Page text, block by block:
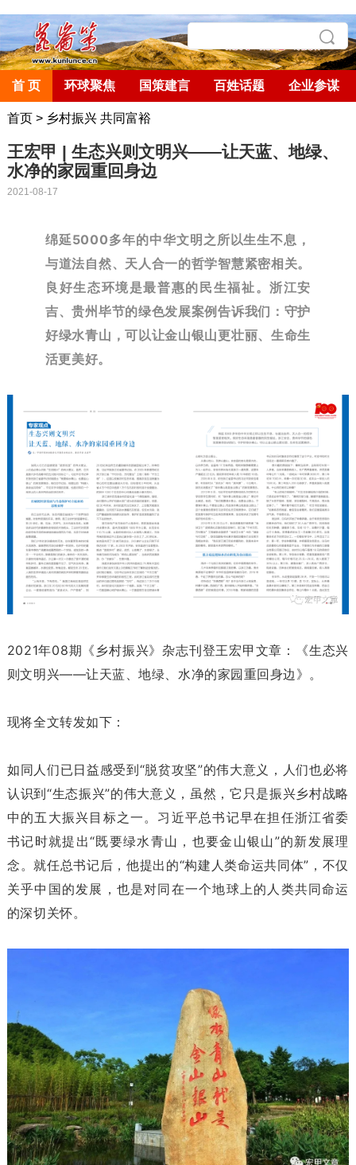
首 页 环球聚焦 国策建言 百姓话题 企业参谋
首页> 乡村振兴 共同富裕
王宏甲 | 生态兴则文明兴——让天蓝、地绿、
水净的家园重回身边
2021-08-17
绵延5000多年的中华文明之所以生生不息，
与道法自然、天人合一的哲学智慧紧密相关。
良好生态环境是最普惠的民生福祉。浙江安
吉、贵州毕节的绿色发展案例告诉我们：守护
好绿水青山，可以让金山银山更壮丽、生命生
活更美好。
2021年08期《乡村振兴》杂志刊登王宏甲文章：《生态兴
则文明兴——让天蓝、地绿、水净的家园重回身边》。
现将全文转发如下：
如同人们已日益感受到“脱贫攻坚”的伟大意义，人们也必将
认识到“生态振兴”的伟大意义，虽然，它只是振兴乡村战略
中的五大振兴目标之一。习近平总书记早在担任浙江省委
书记时就提出“既要绿水青山，也要金山银山”的新发展理
念。就任总书记后，他提出的“构建人类命运共同体”，不仅
关乎中国的发展，也是对同在一个地球上的人类共同命运
的深切关怀。